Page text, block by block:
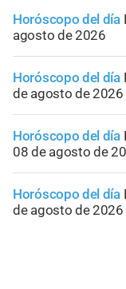
Horóscopo del día
agosto de 2026
Horóscopo del día
de agosto de 2026
Horóscopo del día
08 de agosto de
Horóscopo del día
de agosto de 2026